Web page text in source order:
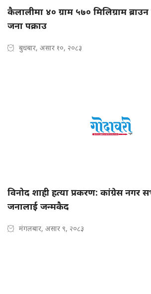
कैलालीमा ४० ग्राम ५७० मिलिग्राम
जना पक्राउ
बुधबार, असार १०, २०८३
विनोद शाही हत्या प्रकरण: कांग्रेस नगर
जनालाई जन्मकैद
मंगलबार, असार ९, २०८३